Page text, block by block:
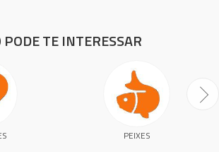
PODE TE INTERESSAR
PEIXES